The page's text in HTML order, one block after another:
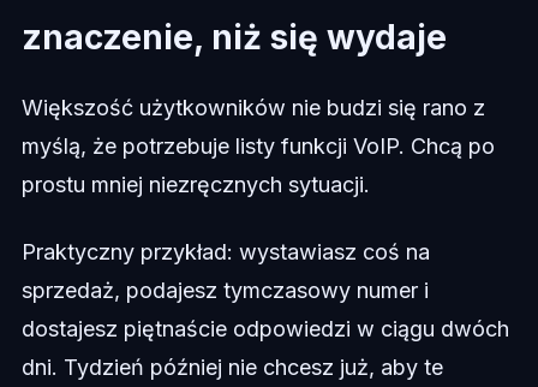
znaczenie, niż się wydaje
Większość użytkowników nie budzi się rano z
myślą, że potrzebuje listy funkcji VoIP. Chcą po
prostu mniej niezręcznych sytuacji.
Praktyczny przykład: wystawiasz coś na
sprzedaż, podajesz tymczasowy numer i
dostajesz piętnaście odpowiedzi w ciągu dwóch
dni. Tydzień później nie chcesz już, aby te